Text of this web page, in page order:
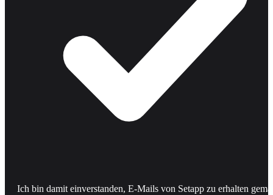
Ich bin damit einverstanden, E-Mails von Setapp zu erhalten